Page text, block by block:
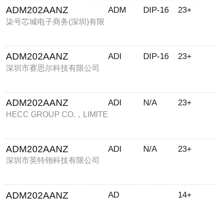
ADM202AANZ
柒号芯城电子商务(深圳)有限
ADM DIP-16 23+
ADM202AANZ
深圳市赛思尔科技有限公司
ADI DIP-16 23+
ADM202AANZ
HECC GROUP CO.，LIMITE
ADI N/A 23+
ADM202AANZ
深圳市英特翎科技有限公司
ADI N/A 23+
ADM202AANZ AD 14+